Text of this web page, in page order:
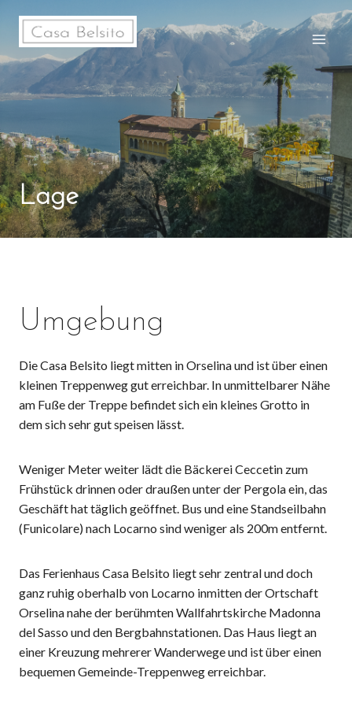
springen
Lage
Umgebung
Die Casa Belsito liegt mitten in Orselina und ist über einen
kleinen Treppenweg gut erreichbar. In unmittelbarer Nähe
am Fuße der Treppe befindet sich ein kleines Grotto in
dem sich sehr gut speisen lässt.
Weniger Meter weiter lädt die Bäckerei Ceccetin zum
Frühstück drinnen oder draußen unter der Pergola ein, das
Geschäft hat täglich geöffnet. Bus und eine Standseilbahn
(Funicolare) nach Locarno sind weniger als 200m entfernt.
Das Ferienhaus Casa Belsito liegt sehr zentral und doch
ganz ruhig oberhalb von Locarno inmitten der Ortschaft
Orselina nahe der berühmten Wallfahrtskirche Madonna
del Sasso und den Bergbahnstationen. Das Haus liegt an
einer Kreuzung mehrerer Wanderwege und ist über einen
bequemen Gemeinde-Treppenweg erreichbar.